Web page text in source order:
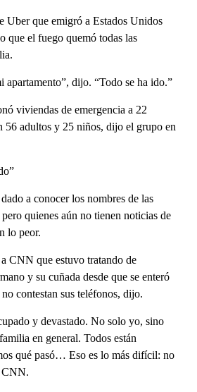
Uber que emigró a Estados Unidos
que el fuego quemó todas las
apartamento”, dijo. “Todo se ha ido.”
viviendas de emergencia a 22
56 adultos y 25 niños, dijo el grupo en
a conocer los nombres de las
quienes aún no tienen noticias de
lo peor.
CNN que estuvo tratando de
y su cuñada desde que se enteró
contestan sus teléfonos, dijo.
y devastado. No solo yo, sino
en general. Todos están
qué pasó… Eso es lo más difícil: no
CNN.